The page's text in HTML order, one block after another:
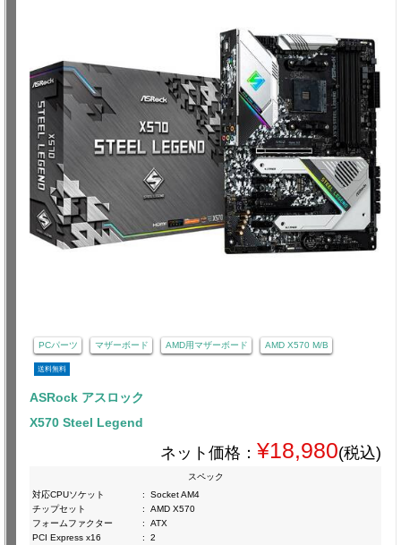
PCパーツ マザーボード AMD用マザーボード AMD X570 M/B
送料無料
ASRock アスロック
X570 Steel Legend
ネット価格： ¥18,980(税込)
スペック
対応CPUソケット
:
Socket AM4
チップセット
:
AMD X570
フォームファクター
:
ATX
PCI Express x16
:
2